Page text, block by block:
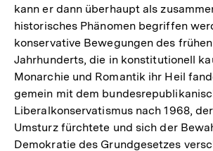
der
Fußnote
kann er dann überhaupt als
historisches Phänomen begriffen
konservative Bewegungen des frühen
Jahrhunderts, die in konstitutionell
Monarchie und Romantik ihr Heil
gemein mit dem
Liberalkonservatismus nach 1968,
Umsturz fürchtete und sich der
Demokratie des Grundgesetzes